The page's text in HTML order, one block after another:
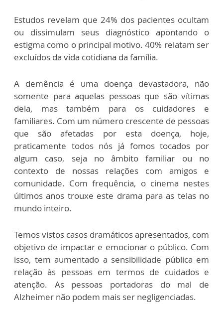
Estudos revelam que 24% dos pacientes ocultam
ou dissimulam seus diagnóstico apontando o
estigma como o principal motivo. 40% relatam ser
excluídos da vida cotidiana da família.
A demência é uma doença devastadora, não
somente para aquelas pessoas que são vítimas
dela, mas também para os cuidadores e
familiares. Com um número crescente de pessoas
que são afetadas por esta doença, hoje,
praticamente todos nós já fomos tocados por
algum caso, seja no âmbito familiar ou no
contexto de nossas relações com amigos e
comunidade. Com frequência, o cinema nestes
últimos anos trouxe este drama para as telas no
mundo inteiro.
Temos vistos casos dramáticos apresentados, com
objetivo de impactar e emocionar o público. Com
isso, tem aumentado a sensibilidade pública em
relação às pessoas em termos de cuidados e
atenção. As pessoas portadoras do mal de
Alzheimer não podem mais ser negligenciadas.